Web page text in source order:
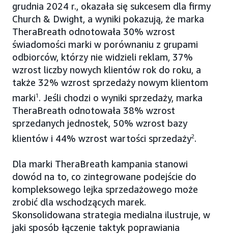
grudnia 2024 r., okazała się sukcesem dla firmy
Church & Dwight, a wyniki pokazują, że marka
TheraBreath odnotowała 30% wzrost
świadomości marki w porównaniu z grupami
odbiorców, którzy nie widzieli reklam, 37%
wzrost liczby nowych klientów rok do roku, a
także 32% wzrost sprzedaży nowym klientom
marki1 . Jeśli chodzi o wyniki sprzedaży, marka
TheraBreath odnotowała 38% wzrost
sprzedanych jednostek, 50% wzrost bazy
klientów i 44% wzrost wartości sprzedaży2.
Dla marki TheraBreath kampania stanowi
dowód na to, co zintegrowane podejście do
kompleksowego lejka sprzedażowego może
zrobić dla wschodzących marek.
Skonsolidowana strategia medialna ilustruje, w
jaki sposób łączenie taktyk poprawiania